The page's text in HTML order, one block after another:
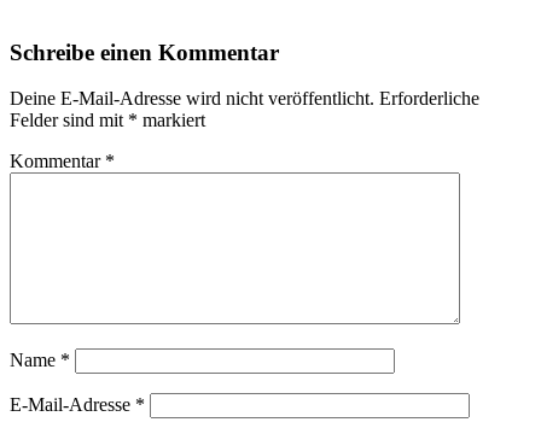
Schreibe einen Kommentar
Deine E-Mail-Adresse wird nicht veröffentlicht. Erforderliche
Felder sind mit * markiert
Kommentar *
Name *
E-Mail-Adresse *